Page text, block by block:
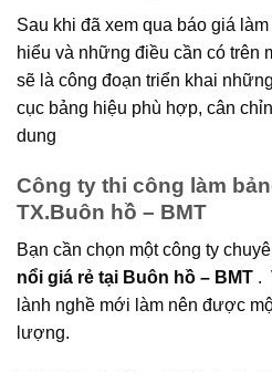
Sau khi đã xem qua báo giá
hiểu và những điều cần có trên
sẽ là công đoạn triển khai
cục bảng hiệu phù hợp, cân
dung
Công ty thi công làm
TX.Buôn hồ – BMT
Bạn cần chọn một công ty
nổi giá rẻ tại Buôn hồ – BMT .
lành nghề mới làm nên được
lượng.